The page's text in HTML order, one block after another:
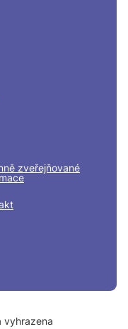
zveřejňované
vyhrazena